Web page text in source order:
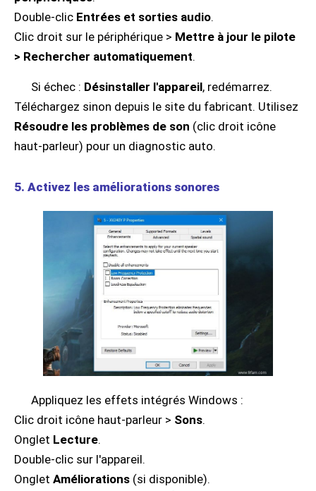
Double-clic Entrées et sorties audio.
Clic droit sur le périphérique > Mettre à jour le pilote
> Rechercher automatiquement.
Si échec : Désinstaller l'appareil, redémarrez.
Téléchargez sinon depuis le site du fabricant. Utilisez
Résoudre les problèmes de son (clic droit icône
haut-parleur) pour un diagnostic auto.
5. Activez les améliorations sonores
Appliquez les effets intégrés Windows :
Clic droit icône haut-parleur > Sons.
Onglet Lecture.
Double-clic sur l'appareil.
Onglet Améliorations (si disponible).